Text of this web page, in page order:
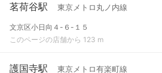
茗荷谷駅 東京メトロ丸ノ内線
文京区小日向４-６-１５
このページの店舗から 123 m
護国寺駅 東京メトロ有楽町線